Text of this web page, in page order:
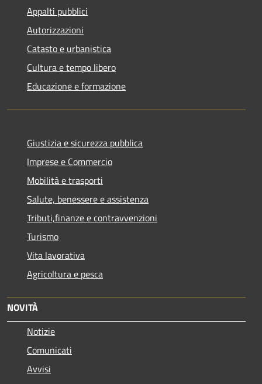
Appalti pubblici
Autorizzazioni
Catasto e urbanistica
Cultura e tempo libero
Educazione e formazione
Giustizia e sicurezza pubblica
Imprese e Commercio
Mobilità e trasporti
Salute, benessere e assistenza
Tributi,finanze e contravvenzioni
Turismo
Vita lavorativa
Agricoltura e pesca
NOVITÀ
Notizie
Comunicati
Avvisi